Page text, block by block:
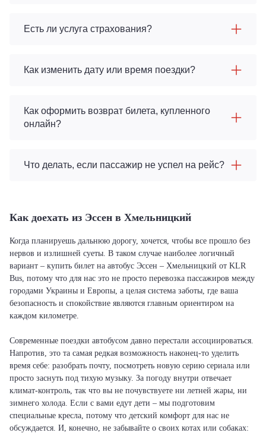
Есть ли услуга страхования?
Как изменить дату или время поездки?
Как оформить возврат билета, купленного
онлайн?
Что делать, если пассажир не успел на рейс?
Как доехать из Эссен в Хмельницкий
Когда планируешь дальнюю дорогу, хочется, чтобы все прошло без
нервов и излишней суеты. В таком случае наиболее логичный
вариант – купить билет на автобус Эссен – Хмельницкий от KLR
Bus, потому что для нас это не просто перевозка пассажиров между
городами Украины и Европы, а целая система заботы, где ваша
безопасность и спокойствие являются главным ориентиром на
каждом километре.
Современные поездки автобусом давно перестали ассоциироваться.
Напротив, это та самая редкая возможность наконец-то уделить
время себе: разобрать почту, посмотреть новую серию сериала или
просто заснуть под тихую музыку. За погоду внутри отвечает
климат-контроль, так что вы не почувствуете ни летней жары, ни
зимнего холода. Если с вами едут дети – мы подготовим
специальные кресла, потому что детский комфорт для нас не
обсуждается. И, конечно, не забывайте о своих котах или собаках: